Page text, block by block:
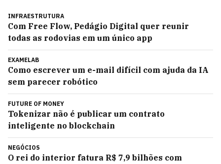
INFRAESTRUTURA
Com Free Flow, Pedágio Digital quer reunir
todas as rodovias em um único app
EXAMELAB
Como escrever um e-mail difícil com ajuda da IA
sem parecer robótico
FUTURE OF MONEY
Tokenizar não é publicar um contrato
inteligente no blockchain
NEGÓCIOS
O rei do interior fatura R$ 7,9 bilhões com